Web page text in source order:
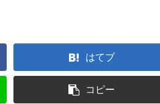
はてブ
コピー